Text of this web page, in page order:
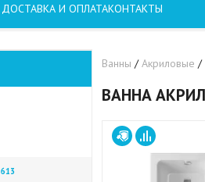
ДОСТАВКА И ОПЛАТАКОНТАКТЫ
613
Ванны /Акриловые /
ВАННА